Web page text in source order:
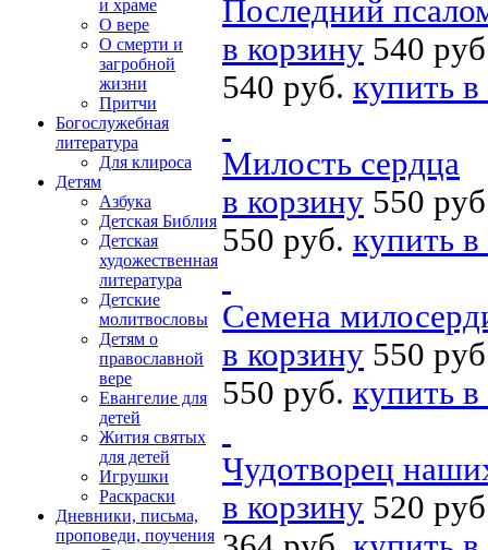
и храме
О вере
О смерти и
загробной
жизни
Притчи
Богослужебная
литература
Для клироса
Детям
Азбука
Детская Библия
Детская
художественная
литература
Детские
молитвословы
Детям о
православной
вере
Евангелие для
детей
Жития святых
для детей
Игрушки
Раскраски
Дневники, письма,
проповеди, поучения
Последний
в корзину 540
540 руб. купить
Милость сердца
в корзину 550
550 руб. купить
Семена
в корзину 550
550 руб. купить
Чудотворец
в корзину 520